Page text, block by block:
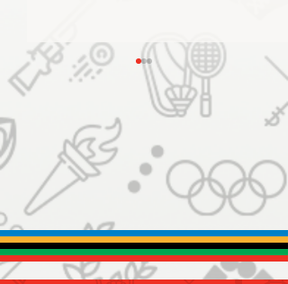
منصور بن محمد يعلن اعتماد
الشعار الجديد للجنة الأولمبية
الإماراتية